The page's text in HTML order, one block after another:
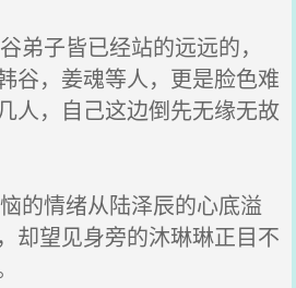
弟子皆已经站的远远的，
谷，姜魂等人，更是脸色难
人，自己这边倒先无缘无故
的情绪从陆泽辰的心底溢
却望见身旁的沐琳琳正目不